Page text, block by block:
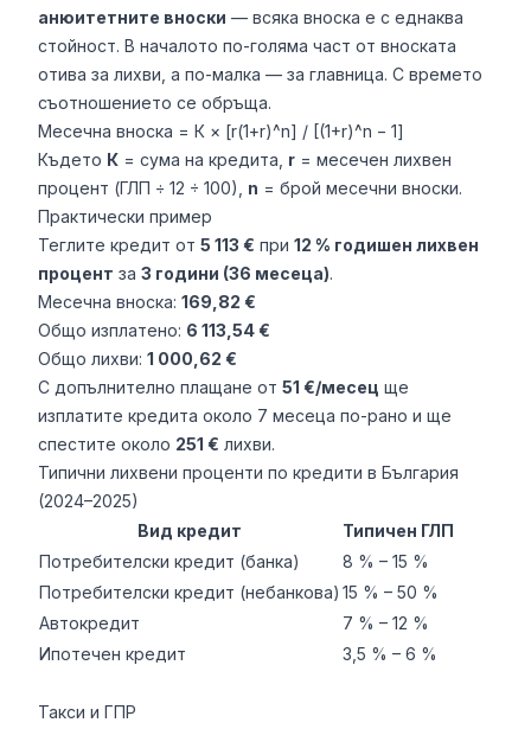
анюитетните вноски — всяка вноска е с еднаква
стойност. В началото по-голяма част от вноската
отива за лихви, а по-малка — за главница. С времето
съотношението се обръща.
Месечна вноска = К × [r(1+r)^n] / [(1+r)^n − 1]
Където К = сума на кредита, r = месечен лихвен
процент (ГЛП ÷ 12 ÷ 100), n = брой месечни вноски.
Практически пример
Теглите кредит от 5 113 € при 12 % годишен лихвен
процент за 3 години (36 месеца).
Месечна вноска: 169,82 €
Общо изплатено: 6 113,54 €
Общо лихви: 1 000,62 €
С допълнително плащане от 51 €/месец ще
изплатите кредита около 7 месеца по-рано и ще
спестите около 251 € лихви.
Типични лихвени проценти по кредити в България
(2024–2025)
Вид кредит
Типичен ГЛП
Потребителски кредит (банка)
8 % – 15 %
Потребителски кредит (небанкова) 15 % – 50 %
Автокредит
7 % – 12 %
Ипотечен кредит
3,5 % – 6 %
Такси и ГПР